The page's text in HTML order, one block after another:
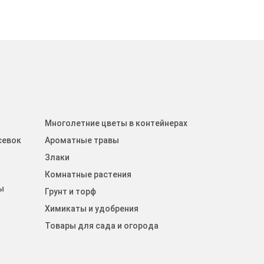
Многолетние цветы в контейнерах
Ароматные травы
Злаки
Комнатные растения
Грунт и торф
Химикаты и удобрения
Товары для сада и огорода